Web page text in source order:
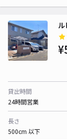
ル
貸出時間
24時間営業
長さ
500cm 以下